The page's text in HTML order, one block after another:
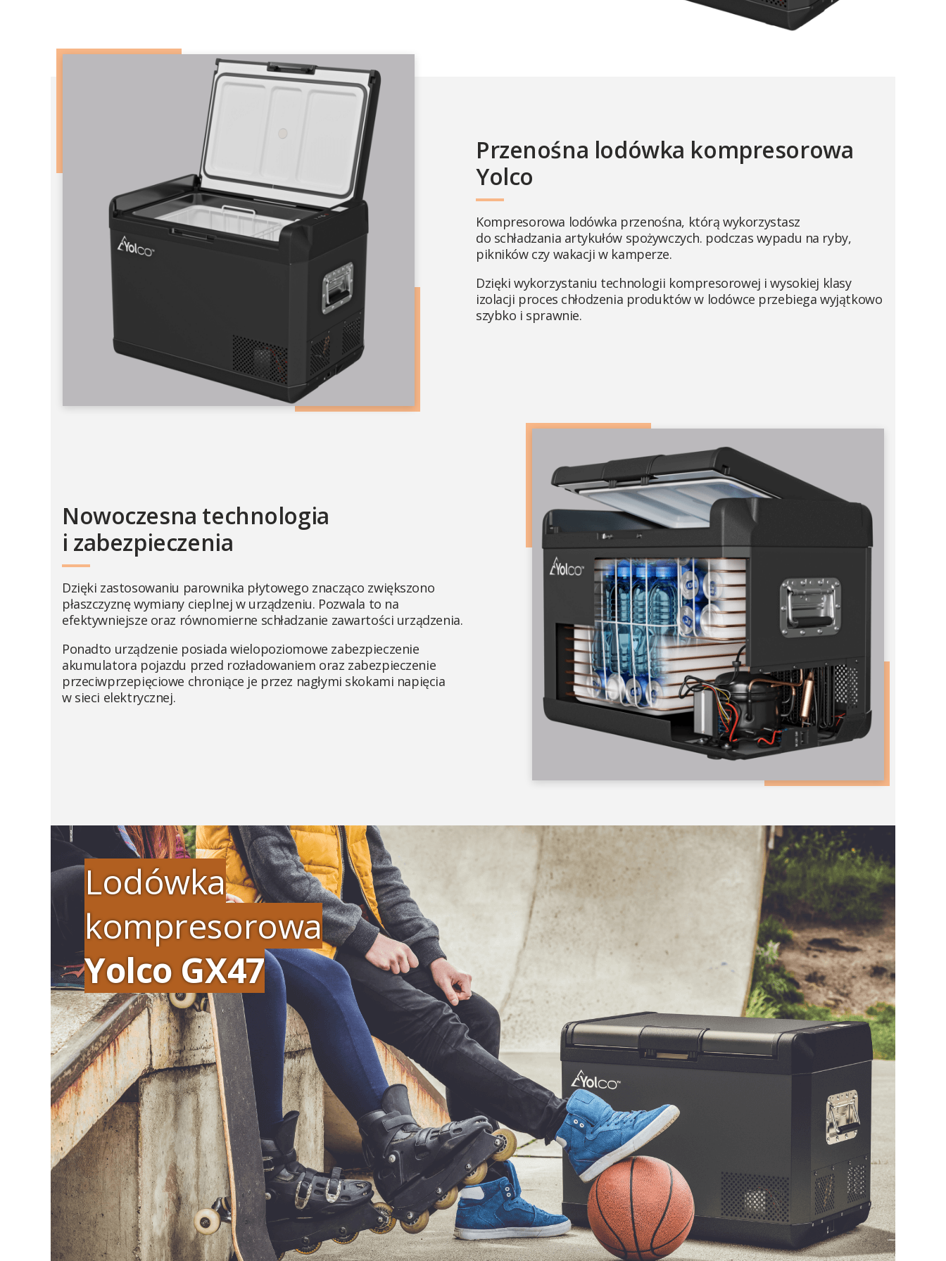
Przenośna lodówka kompresorowa
Yolco
Kompresorowa lodówka przenośna, którą wykorzystasz
do schładzania artykułów spożywczych. podczas wypadu na ryby,
pikników czy wakacji w kamperze.
Dzięki wykorzystaniu technologii kompresorowej i wysokiej klasy
izolacji proces chłodzenia produktów w lodówce przebiega wyjątkowo
szybko i sprawnie.
Nowoczesna technologia
i zabezpieczenia
Dzięki zastosowaniu parownika płytowego znacząco zwiększono
płaszczyznę wymiany cieplnej w urządzeniu. Pozwala to na
efektywniejsze oraz równomierne schładzanie zawartości urządzenia.
Ponadto urządzenie posiada wielopoziomowe zabezpieczenie
akumulatora pojazdu przed rozładowaniem oraz zabezpieczenie
przeciwprzepięciowe chroniące je przez nagłymi skokami napięcia
w sieci elektrycznej.
Lodówka
kompresorowa
Yolco GX47